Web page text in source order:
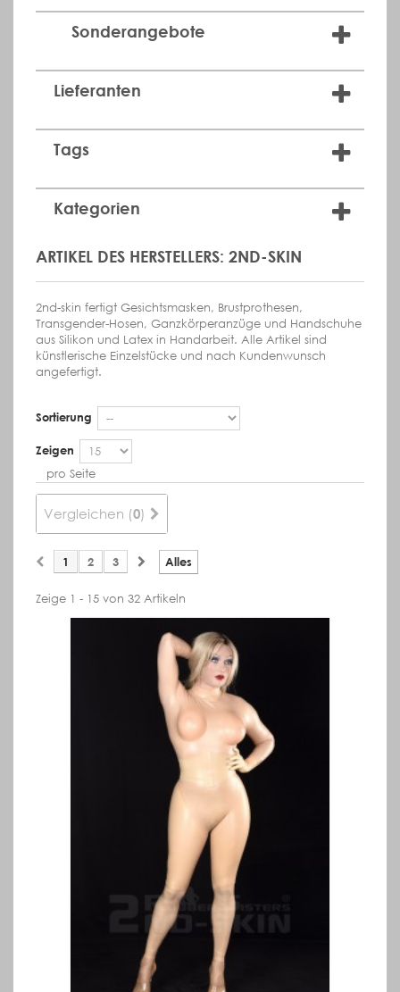
Sonderangebote
Lieferanten
Tags
Kategorien
ARTIKEL DES HERSTELLERS: 2ND-SKIN
2nd-skin fertigt Gesichtsmasken, Brustprothesen,
Transgender-Hosen, Ganzkörperanzüge und Handschuhe
aus Silikon und Latex in Handarbeit. Alle Artikel sind
künstlerische Einzelstücke und nach Kundenwunsch
angefertigt.
Sortierung
Zeigen
pro Seite
Vergleichen (0)
Alles
1 2 3
Zeige 1 - 15 von 32 Artikeln